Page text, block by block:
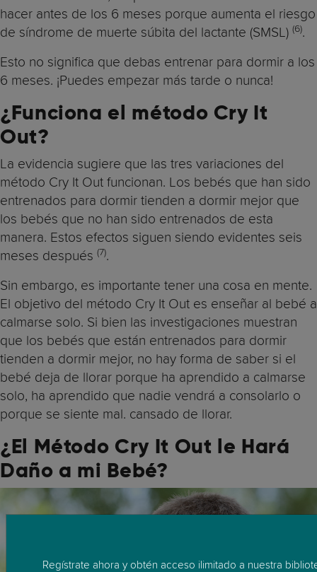
hacer antes de los 6 meses porque aumenta el riesgo
de síndrome de muerte súbita del lactante (SMSL) (6).
Esto no significa que debas entrenar para dormir a los
6 meses. ¡Puedes empezar más tarde o nunca!
¿Funciona el método Cry It
Out?
La evidencia sugiere que las tres variaciones del
método Cry It Out funcionan. Los bebés que han sido
entrenados para dormir tienden a dormir mejor que
los bebés que no han sido entrenados de esta
manera. Estos efectos siguen siendo evidentes seis
meses después (7).
Sin embargo, es importante tener una cosa en mente.
El objetivo del método Cry It Out es enseñar al bebé a
calmarse solo. Si bien las investigaciones muestran
que los bebés que están entrenados para dormir
tienden a dormir mejor, no hay forma de saber si el
bebé deja de llorar porque ha aprendido a calmarse
solo, ha aprendido que nadie vendrá a consolarlo o
porque se siente mal. cansado de llorar.
¿El Método Cry It Out le Hará
Daño a mi Bebé?
Regístrate ahora y obtén acceso ilimitado a nuestra